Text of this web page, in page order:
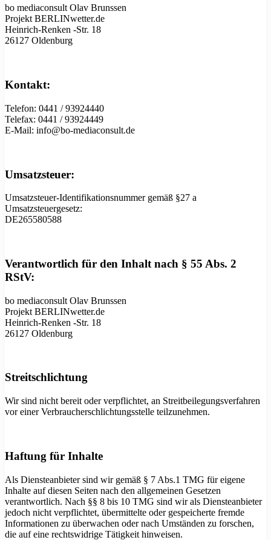
bo mediaconsult Olav Brunssen
Projekt BERLINwetter.de
Heinrich-Renken -Str. 18
26127 Oldenburg
Kontakt:
Telefon: 0441 / 93924440
Telefax: 0441 / 93924449
E-Mail: info@bo-mediaconsult.de
Umsatzsteuer:
Umsatzsteuer-Identifikationsnummer gemäß §27 a
Umsatzsteuergesetz:
DE265580588
Verantwortlich für den Inhalt nach § 55 Abs. 2
RStV:
bo mediaconsult Olav Brunssen
Projekt BERLINwetter.de
Heinrich-Renken -Str. 18
26127 Oldenburg
Streitschlichtung
Wir sind nicht bereit oder verpflichtet, an Streitbeilegungsverfahren
vor einer Verbraucherschlichtungsstelle teilzunehmen.
Haftung für Inhalte
Als Diensteanbieter sind wir gemäß § 7 Abs.1 TMG für eigene
Inhalte auf diesen Seiten nach den allgemeinen Gesetzen
verantwortlich. Nach §§ 8 bis 10 TMG sind wir als Diensteanbieter
jedoch nicht verpflichtet, übermittelte oder gespeicherte fremde
Informationen zu überwachen oder nach Umständen zu forschen,
die auf eine rechtswidrige Tätigkeit hinweisen.